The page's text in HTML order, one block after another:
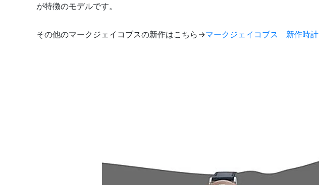
が特徴のモデルです。
その他のマークジェイコブスの新作はこちら→マークジェイコブス 新作時計